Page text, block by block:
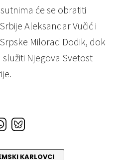
će se obratiti
Aleksandar Vučić i
Milorad Dodik, dok
Njegova Svetost
KARLOVCI